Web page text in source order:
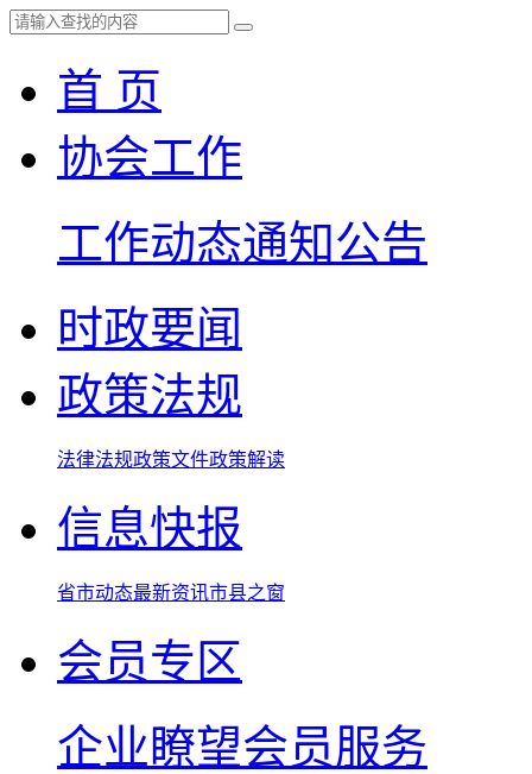
首 页
协会工作
工作动态通知公告
时政要闻
政策法规
法律法规政策文件政策解读
信息快报
省市动态最新资讯市县之窗
会员专区
企业瞭望会员服务